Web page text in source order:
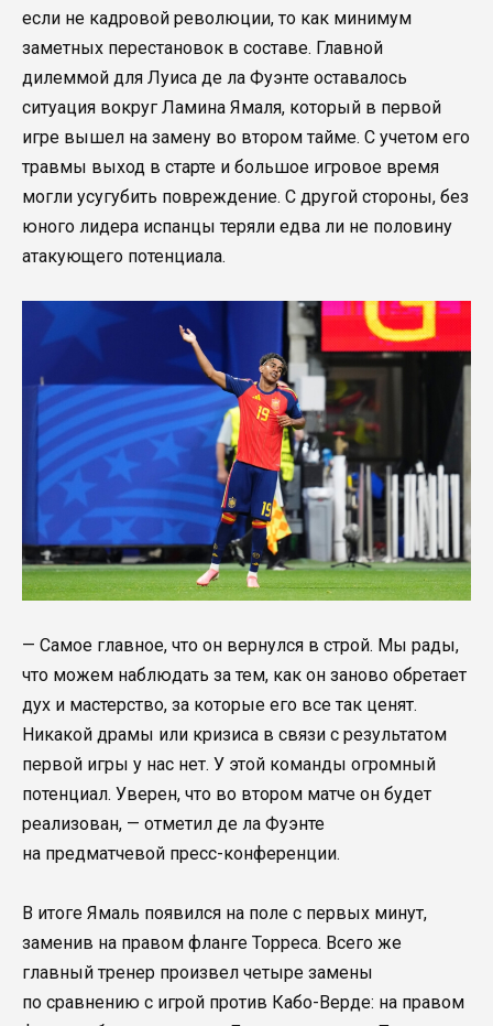
если не кадровой революции, то как минимум
заметных перестановок в составе. Главной
дилеммой для Луиса де ла Фуэнте оставалось
ситуация вокруг Ламина Ямаля, который в первой
игре вышел на замену во втором тайме. С учетом его
травмы выход в старте и большое игровое время
могли усугубить повреждение. С другой стороны, без
юного лидера испанцы теряли едва ли не половину
атакующего потенциала.
— Самое главное, что он вернулся в строй. Мы рады,
что можем наблюдать за тем, как он заново обретает
дух и мастерство, за которые его все так ценят.
Никакой драмы или кризиса в связи с результатом
первой игры у нас нет. У этой команды огромный
потенциал. Уверен, что во втором матче он будет
реализован, — отметил де ла Фуэнте
на предматчевой пресс-конференции.
В итоге Ямаль появился на поле с первых минут,
заменив на правом фланге Торреса. Всего же
главный тренер произвел четыре замены
по сравнению с игрой против Кабо-Верде: на правом